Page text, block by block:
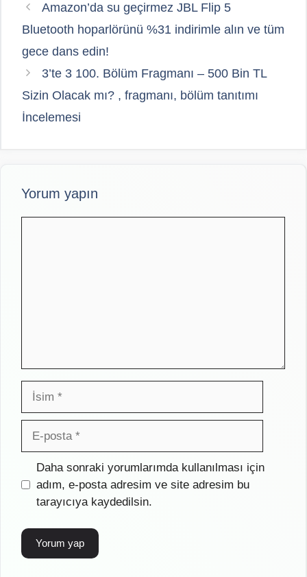
Amazon’da su geçirmez JBL Flip 5
Bluetooth hoparlörünü %31 indirimle alın ve tüm
gece dans edin!
3’te 3 100. Bölüm Fragmanı – 500 Bin TL
Sizin Olacak mı? , fragmanı, bölüm tanıtımı
İncelemesi
Yorum yapın
İsim
posta
İnternet
sitesi
Daha sonraki yorumlarımda kullanılması için
adım, e-posta adresim ve site adresim bu
tarayıcıya kaydedilsin.